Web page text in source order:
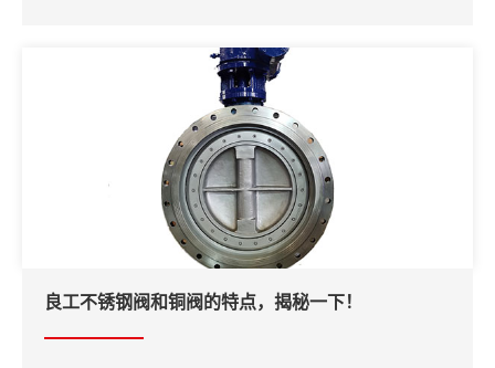
这个阀门后都想买它，但我不知道在哪里可以买到它。让我
们咨询一下专业人士吧！电动蝶阀在工业中使...
​良工不锈钢阀和铜阀的特点，揭秘一下！